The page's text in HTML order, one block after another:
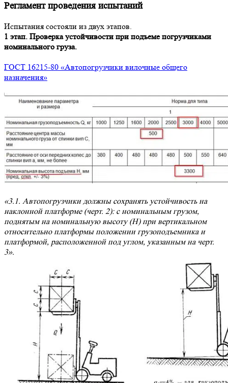
Регламент проведения испытаний
Испытания состояли из двух этапов.
1 этап. Проверка устойчивости при подъеме погрузчиками
номинального груза.
ГОСТ 16215-80 «Автопогрузчики вилочные общего
назначения»
«3.1. Автопогрузчики должны сохранять устойчивость на
наклонной платформе (черт. 2): с номинальным грузом,
поднятым на номинальную высоту (H) при вертикальном
относительно платформы положении грузоподъемника и
платформой, расположенной под углом, указанным на черт.
3».